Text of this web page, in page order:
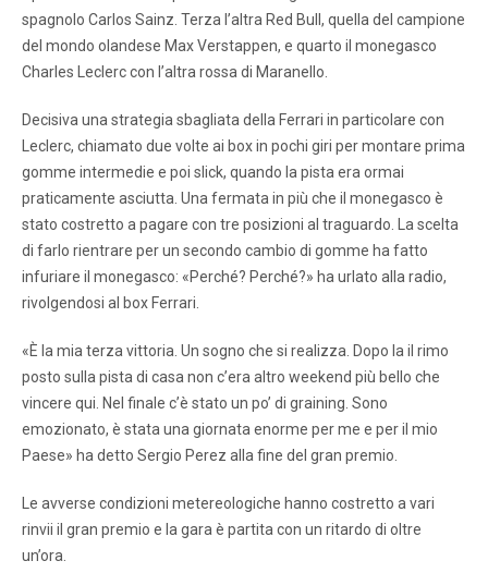
spagnolo Carlos Sainz. Terza l’altra Red Bull, quella del campione
del mondo olandese Max Verstappen, e quarto il monegasco
Charles Leclerc con l’altra rossa di Maranello.
Decisiva una strategia sbagliata della Ferrari in particolare con
Leclerc, chiamato due volte ai box in pochi giri per montare prima
gomme intermedie e poi slick, quando la pista era ormai
praticamente asciutta. Una fermata in più che il monegasco è
stato costretto a pagare con tre posizioni al traguardo. La scelta
di farlo rientrare per un secondo cambio di gomme ha fatto
infuriare il monegasco: «Perché? Perché?» ha urlato alla radio,
rivolgendosi al box Ferrari.
«È la mia terza vittoria. Un sogno che si realizza. Dopo la il rimo
posto sulla pista di casa non c’era altro weekend più bello che
vincere qui. Nel finale c’è stato un po’ di graining. Sono
emozionato, è stata una giornata enorme per me e per il mio
Paese» ha detto Sergio Perez alla fine del gran premio.
Le avverse condizioni metereologiche hanno costretto a vari
rinvii il gran premio e la gara è partita con un ritardo di oltre
un’ora.